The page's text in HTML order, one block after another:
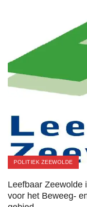
POLITIEK ZEEWOLDE
Leefbaar Zeewolde
voor het Beweeg-